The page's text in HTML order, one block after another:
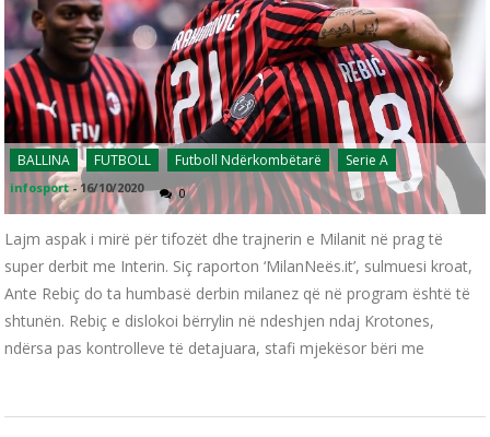
BALLINA FUTBOLL Futboll Ndërkombëtarë Serie A
infosport -16/10/2020 0
Lajm aspak i mirë për tifozët dhe trajnerin e Milanit në prag të
super derbit me Interin. Siç raporton ‘MilanNeës.it’, sulmuesi kroat,
Ante Rebiç do ta humbasë derbin milanez që në program është të
shtunën. Rebiç e dislokoi bërrylin në ndeshjen ndaj Krotones,
ndërsa pas kontrolleve të detajuara, stafi mjekësor bëri me